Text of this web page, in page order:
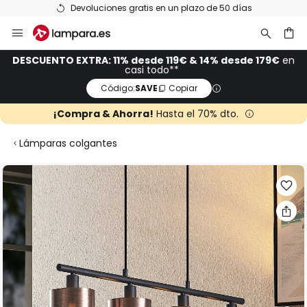
Devoluciones gratis en un plazo de 50 días
al
contenido
DESCUENTO EXTRA: 11% desde 119€ & 14% desde 179€ en
casi todo**
Código:SAVE Copiar
¡Compra & Ahorra! Hasta el 70% dto.
Lámparas colgantes
Saltar
final
de
la
galería
de
imágenes